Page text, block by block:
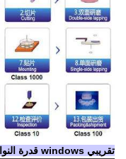
تقريبي windows قدرة النوافذ المصقولة على المعالجة